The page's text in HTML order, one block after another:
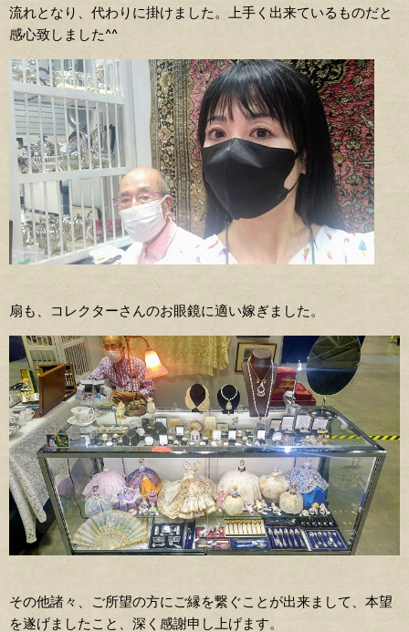
流れとなり、代わりに掛けました。上手く出来ているものだと
感心致しました^^
扇も、コレクターさんのお眼鏡に適い嫁ぎました。
その他諸々、ご所望の方にご縁を繋ぐことが出来まして、本望
を遂げましたこと、深く感謝申し上げます。